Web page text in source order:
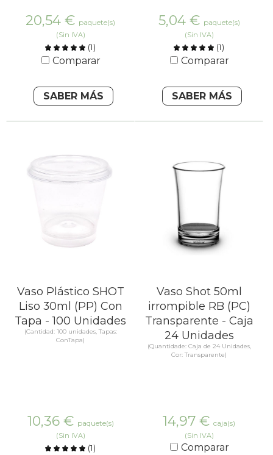
20,54 € paquete(s)
(Sin IVA)
(1)
Comparar
SABER MÁS
5,04 € paquete(s)
(Sin IVA)
(1)
Comparar
SABER MÁS
Vaso Plástico SHOT
Liso 30ml (PP) Con
Tapa - 100 Unidades
(Cantidad: 100 unidades, Tapas:
ConTapa)
10,36 € paquete(s)
(Sin IVA)
(1)
Vaso Shot 50ml
irrompible RB (PC)
Transparente - Caja
24 Unidades
(Quantidade: Caja de 24 Unidades,
Cor: Transparente)
14,97 € caja(s)
(Sin IVA)
Comparar